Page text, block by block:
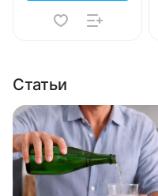
Статьи